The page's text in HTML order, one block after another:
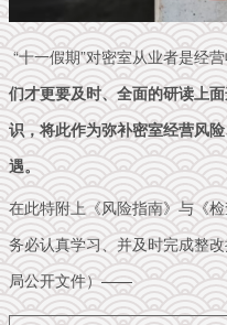
“十一假期”对密室从业者是经
们才更要及时、全面的研读上
识，将此作为弥补密室经营风
遇。
在此特附上《风险指南》与《
务必认真学习、并及时完成整
局公开文件）——